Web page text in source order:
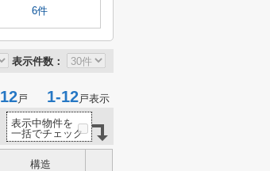
6件
表示件数：
12戸 1-12戸表示
表示中物件を
一括でチェック
構造